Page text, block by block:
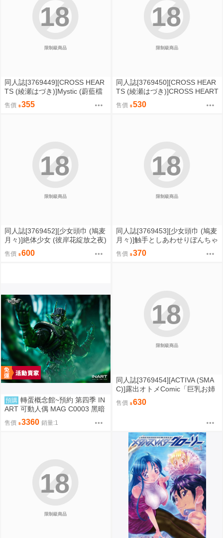
限制級商品
18
同人誌[3769449][CROSS HEAR
TS (綾瀬はづき)]Mystic (蔚藍檔
售價 355
限制級商品
18
同人誌[3769450][CROSS HEAR
TS (綾瀬はづき)]CROSS HEART
S総集編 (魔法少女小圓)
售價 530
限制級商品
18
同人誌[3769452][少女頭巾 (鳩麦
月々)]絶体少女 (彼岸花綻放之夜)
售價 600
限制級商品
18
同人誌[3769453][少女頭巾 (鳩麦
月々)]触手としあわせりぼんちゃ
ん (原創)
售價 370
預購 轉蛋概念館~預約 第四季 IN
ART 可動人偶 MAG C0003 黑暗
之夜 金屬 蝙蝠俠 破曉詭燈 超商
付款免訂金
售價 3360 銷量:1
限制級商品
18
同人誌[3769454][ACTIVA (SMA
C)]露出オトメComic「巨乳お姉
さんの安全にハダカ見せちゃう
作戦は脆くも崩れちゃう ~折笠
售價 630
限制級商品
18